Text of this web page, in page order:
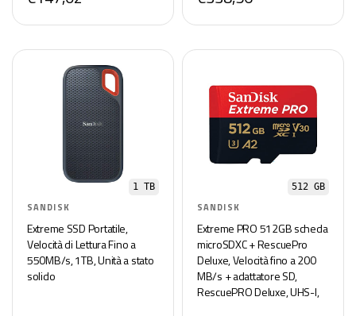
1 TB
SANDISK
Extreme SSD Portatile,
Velocità di Lettura Fino a
550MB/s, 1TB, Unità a stato
solido
512 GB
SANDISK
Extreme PRO 512GB scheda
microSDXC + RescuePro
Deluxe, Velocità fino a 200
MB/s + adattatore SD,
RescuePRO Deluxe, UHS-I,